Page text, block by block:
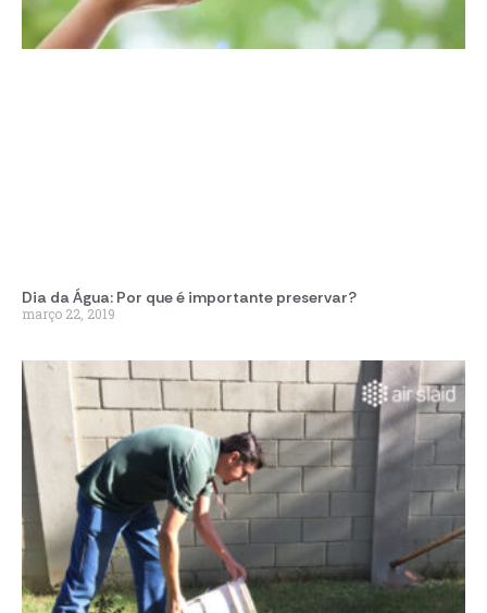
Dia da Água: Por que é importante preservar?
março 22, 2019